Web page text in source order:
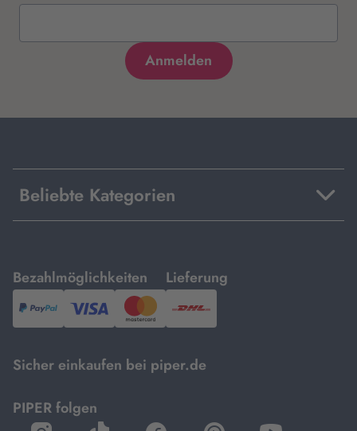
Beliebte Kategorien
Bezahlmöglichkeiten
mit
PayPal,Visa
und
Lieferung
mit
DHL.
Sicher einkaufen bei piper.de
PIPER folgen